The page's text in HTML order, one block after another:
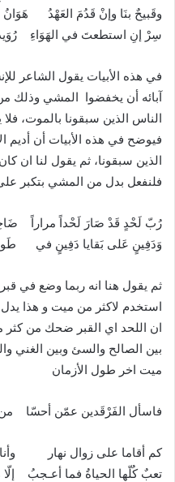
وقَبيحٌ بنَا وإنْ قَدُمَ العَهْدُ هَوَانُ
سِرْ إنِ استطعتَ في الهَوَاءِ رُوَيداً
في هذه الأبيات يقول الشاعر
آبائه أن يخفضوا المشي وذلك
الناس الذين سبقونا بالموت،
فيوضح في هذه الأبيات أن أديم
الذين سبقونا، ثم يقول لنا ان
فلنفعل بدل من المشي بتكبر على
رُبّ لَحْدٍ قَدْ صَارَ لَحْداً مراراً
وَدَفِينٍ عَلى بَقايا دَفِينٍ في طَويلِ
ثم يقول هنا انه ربما وضع في
استخدم لاكثر من ميت و هذا
ان اللحد اي القبر ضحك من كثر
بين الصالح والسئ وبين الغني
ميت اخر طول الأزمان
فاسأل الفَرْقَدين عمّن أحسّا من
كم أقاما على زوال نهار
تعبٌ كُلّها الحياةُ فما أعـجبُ